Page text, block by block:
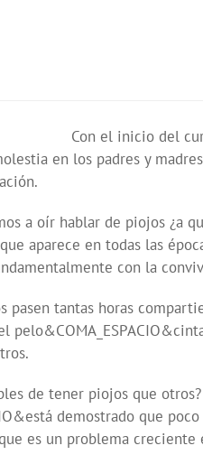
Con el inicio del
en los padres y
a oír hablar de piojos ¿a
aparece en todas las
con la
pasen tantas horas
de tener piojos que
demostrado que
es un problema